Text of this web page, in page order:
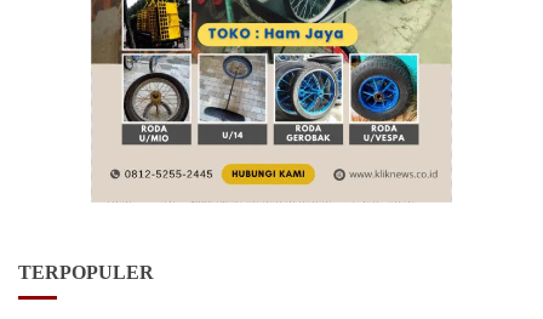
TERPOPULER